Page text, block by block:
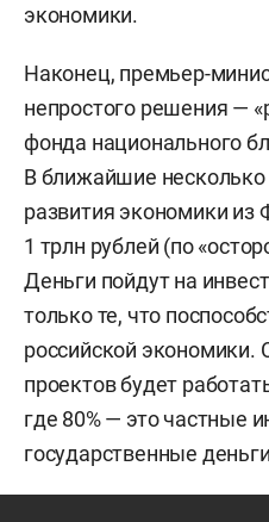
экономики.
Наконец, премьер-
непростого решения —
фонда национального
В ближайшие несколько
развития экономики
1 трлн рублей (по
Деньги пойдут на
только те, что
российской экономики.
проектов будет
где 80% — это частные
государственные